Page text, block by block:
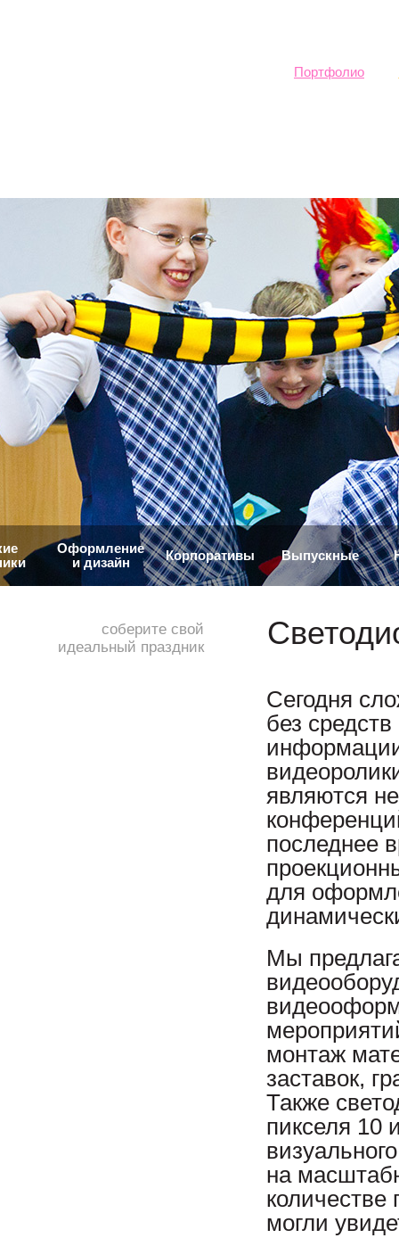
Портфолио
Оформление
и дизайн
Корпоративы Выпускные
соберите свой
идеальный праздник
Сегодня
без
являются
последнее
для
Мы
монтаж
заставок,
Также
пикселя 10
на
могли